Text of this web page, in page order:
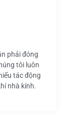
phải đóng
tôi luôn
tác động
nhà kính.